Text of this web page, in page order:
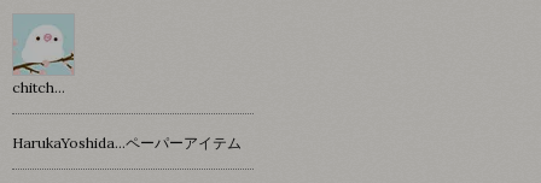
chitch…
HarukaYoshida…ペーパーアイテム